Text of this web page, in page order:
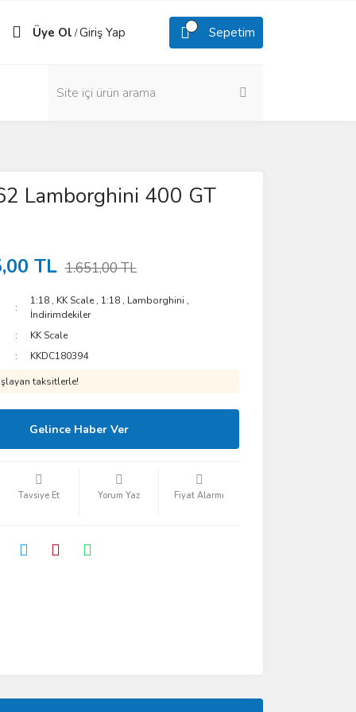
Üye Ol /Giriş Yap Sepetim
Lamborghini 400 GT
TL 1.651,00 TL
1:18 , KK Scale , 1:18 , Lamborghini ,
İndirimdekiler
KK Scale
KKDC180394
taksitlerle!
Gelince Haber Ver
Tavsiye Et Yorum Yaz Fiyat Alarmı